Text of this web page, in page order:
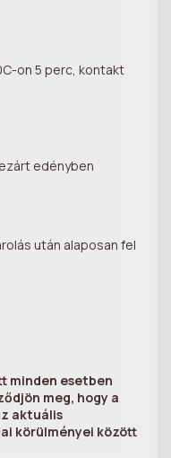
on 5 perc, kontakt
edényben
után alaposan fel
minden esetben
meg, hogy a
aktuális
körülményei között